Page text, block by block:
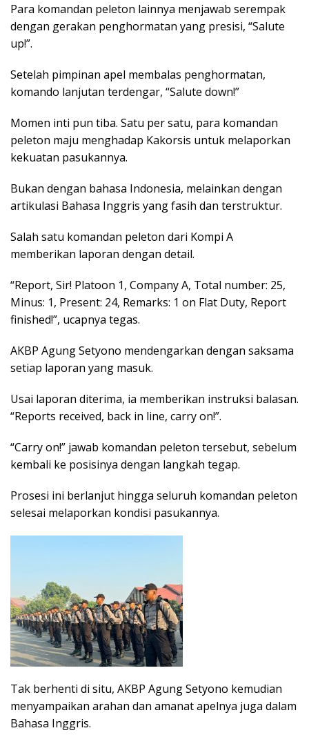
Para komandan peleton lainnya menjawab serempak
dengan gerakan penghormatan yang presisi, “Salute
up!”.
Setelah pimpinan apel membalas penghormatan,
komando lanjutan terdengar, “Salute down!”
Momen inti pun tiba. Satu per satu, para komandan
peleton maju menghadap Kakorsis untuk melaporkan
kekuatan pasukannya.
Bukan dengan bahasa Indonesia, melainkan dengan
artikulasi Bahasa Inggris yang fasih dan terstruktur.
Salah satu komandan peleton dari Kompi A
memberikan laporan dengan detail.
“Report, Sir! Platoon 1, Company A, Total number: 25,
Minus: 1, Present: 24, Remarks: 1 on Flat Duty, Report
finished!”, ucapnya tegas.
AKBP Agung Setyono mendengarkan dengan saksama
setiap laporan yang masuk.
Usai laporan diterima, ia memberikan instruksi balasan.
“Reports received, back in line, carry on!”.
“Carry on!” jawab komandan peleton tersebut, sebelum
kembali ke posisinya dengan langkah tegap.
Prosesi ini berlanjut hingga seluruh komandan peleton
selesai melaporkan kondisi pasukannya.
Tak berhenti di situ, AKBP Agung Setyono kemudian
menyampaikan arahan dan amanat apelnya juga dalam
Bahasa Inggris.